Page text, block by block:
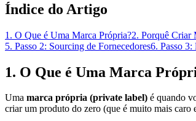
Índice do Artigo
1. O Que é Uma Marca Própria?2. Porquê Criar
5. Passo 2: Sourcing de Fornecedores6. Passo 3:
1. O Que é Uma Marca
Uma marca própria (private label) é quando
criar um produto do zero (que é muito mais caro